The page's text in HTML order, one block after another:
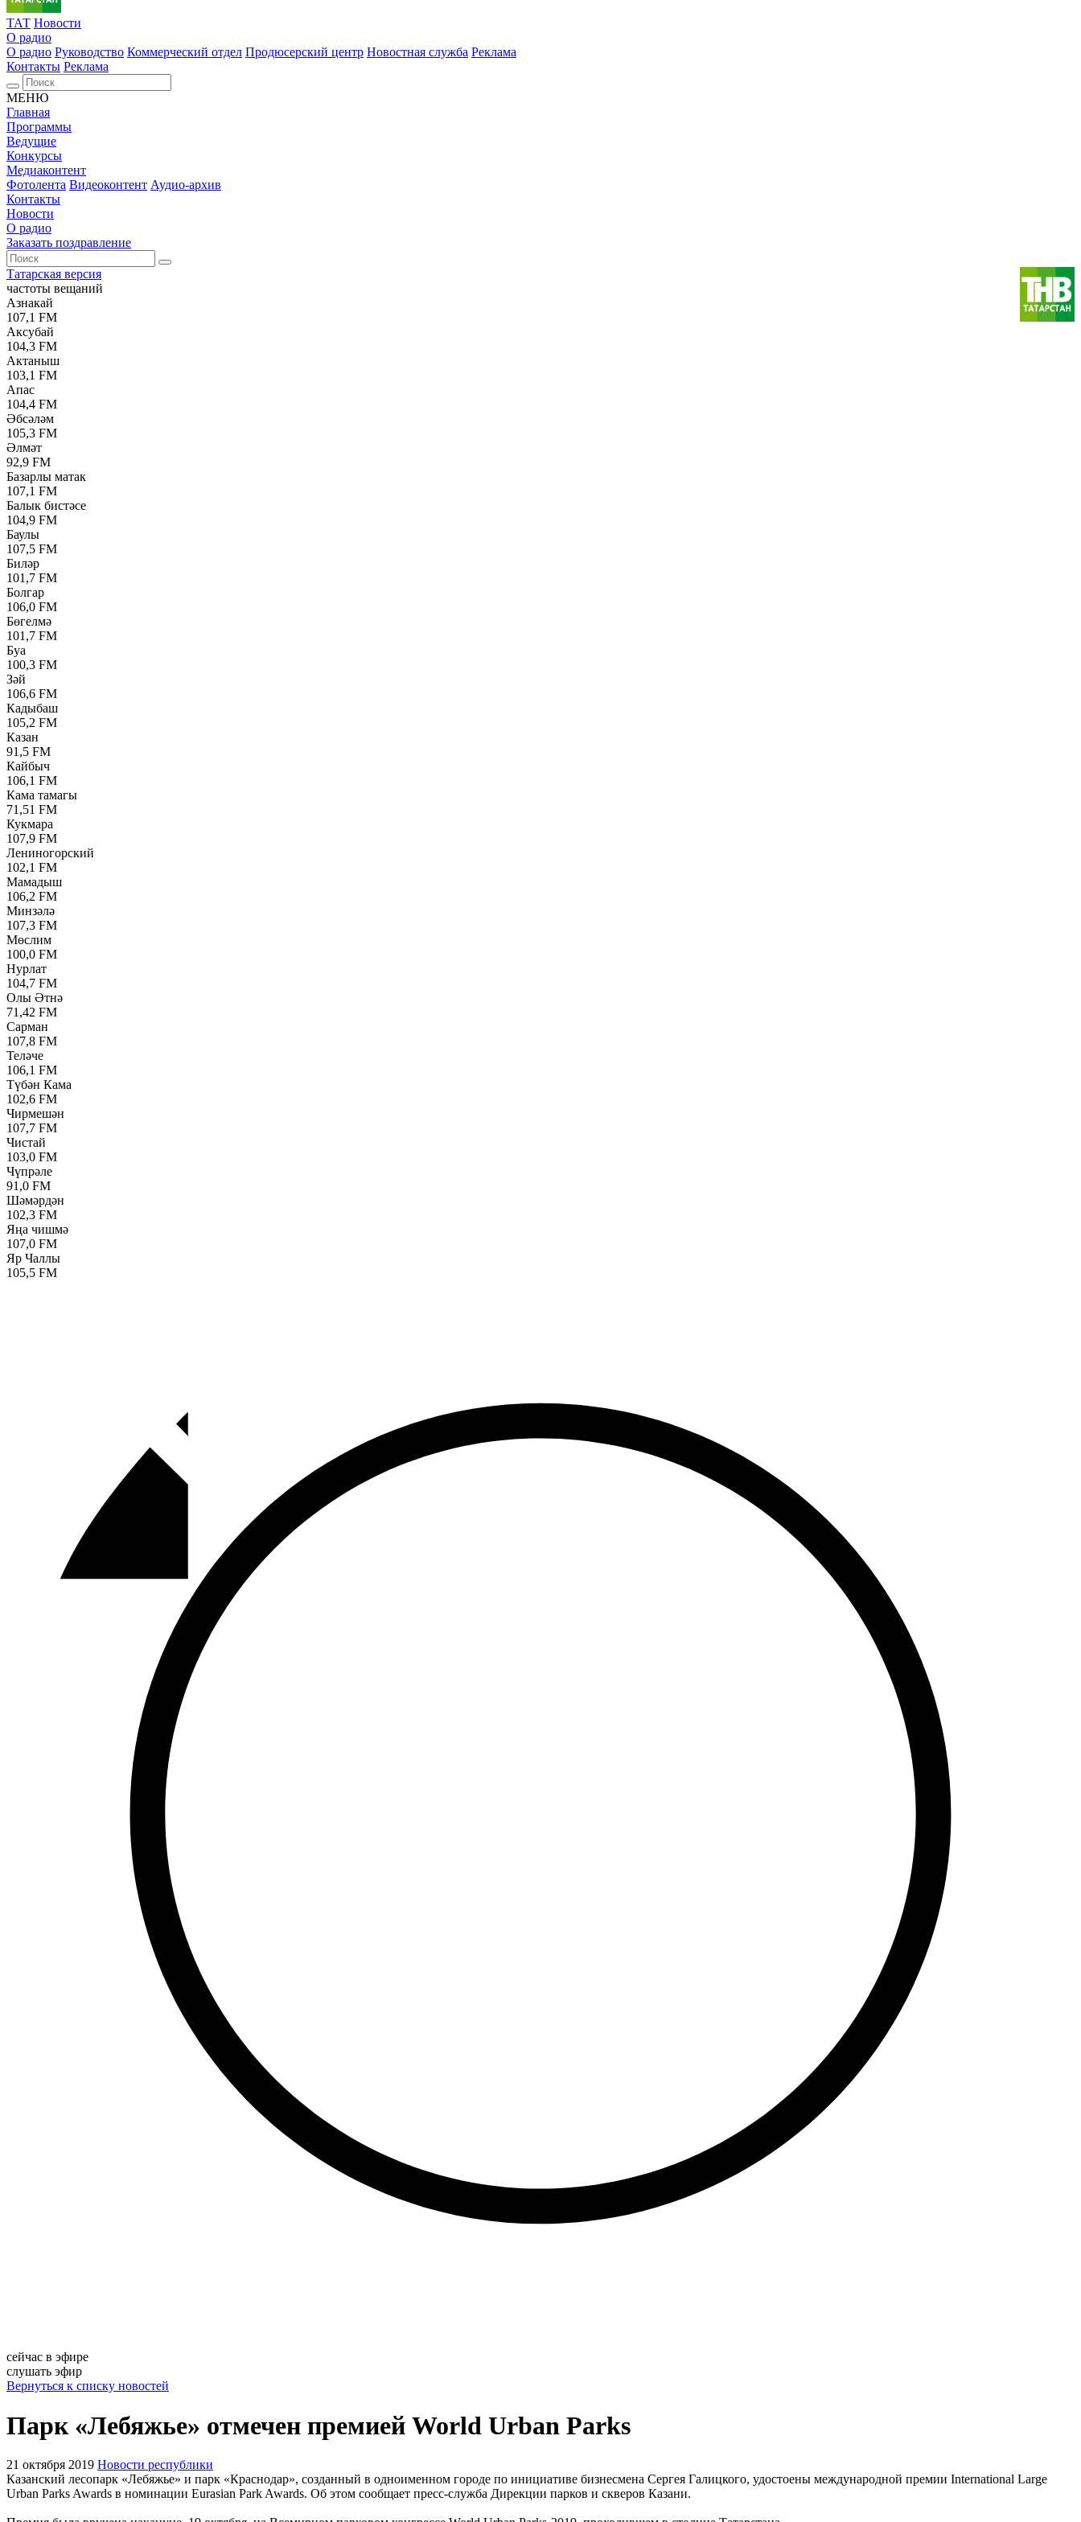
ТАТ Новости
О радио
О радио Руководство Коммерческий отдел Продюсерский центр Новостная служба Реклама
Контакты Реклама
МЕНЮ
Главная
Программы
Ведущие
Конкурсы
Медиаконтент
Фотолента Видеоконтент Аудио-архив
Контакты
Новости
О радио
Заказать поздравление
Татарская версия
частоты вещаний
Азнакай
107,1 FM
Аксубай
104,3 FM
Актаныш
103,1 FM
Апас
104,4 FM
Әбсәләм
105,3 FM
Әлмәт
92,9 FM
Базарлы матак
107,1 FM
Балык бистәсе
104,9 FM
Баулы
107,5 FM
Биләр
101,7 FM
Болгар
106,0 FM
Бөгелмә
101,7 FM
Буа
100,3 FM
Зәй
106,6 FM
Кадыбаш
105,2 FM
Казан
91,5 FM
Кайбыч
106,1 FM
Кама тамагы
71,51 FM
Кукмара
107,9 FM
Лениногорский
102,1 FM
Мамадыш
106,2 FM
Минзәлә
107,3 FM
Мөслим
100,0 FM
Нурлат
104,7 FM
Олы Әтнә
71,42 FM
Сарман
107,8 FM
Теләче
106,1 FM
Түбән Кама
102,6 FM
Чирмешән
107,7 FM
Чистай
103,0 FM
Чүпрәле
91,0 FM
Шәмәрдән
102,3 FM
Яңа чишмә
107,0 FM
Яр Чаллы
105,5 FM
сейчас в эфире
слушать эфир
Вернуться к списку новостей
Парк «Лебяжье» отмечен премией World Urban Parks
21 октября 2019 Новости республики
Казанский лесопарк «Лебяжье» и парк «Краснодар», созданный в одноименном городе по инициативе бизнесмена Сергея Галицкого, удостоены международной премии International Large
Urban Parks Awards в номинации Eurasian Park Awards. Об этом сообщает пресс-служба Дирекции парков и скверов Казани.